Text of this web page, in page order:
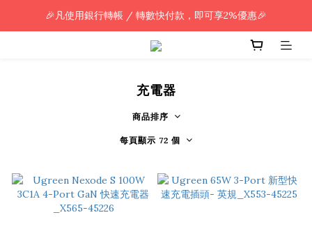
🎉凡使用銀行轉帳 / 轉數快付款，即可享2%優惠🎉
🎉凡使用銀行轉帳 / 轉數快付款，即可享2%優惠🎉
全單購買滿HK$800.00，即享免運優惠 (只限香港)
充電器
商品排序
每頁顯示 72 個